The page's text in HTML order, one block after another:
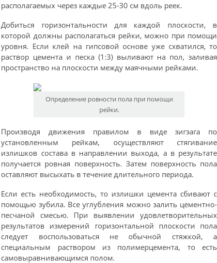
располагаемых через каждые 25-30 см вдоль реек.
Добиться горизонтальности для каждой плоскости, в
которой должны располагаться рейки, можно при помощи
уровня. Если клей на гипсовой основе уже схватился, то
раствор цемента и песка (1:3) выливают на пол, заливая
пространство на плоскости между маячными рейками.
Определение ровности пола при помощи
рейки.
Производя движения правилом в виде зигзага по
установленным рейкам, осуществляют стягивание
излишков состава в направлении выхода, а в результате
получается ровная поверхность. Затем поверхность пола
оставляют высыхать в течение длительного периода.
Если есть необходимость, то излишки цемента сбивают с
помощью зубила. Все углубления можно залить цементно-
песчаной смесью. При выявлении удовлетворительных
результатов измерений горизонтальной плоскости пола
следует воспользоваться не обычной стяжкой, а
специальным раствором из полимерцемента, то есть
самовыравнивающимся полом.